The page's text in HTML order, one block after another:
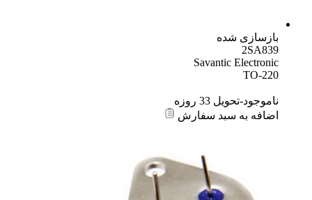
بازسازی شده
2SA839
Savantic Electronic
TO-220
ناموجود-تحویل 33 روزه
اضافه به سبد سفارش